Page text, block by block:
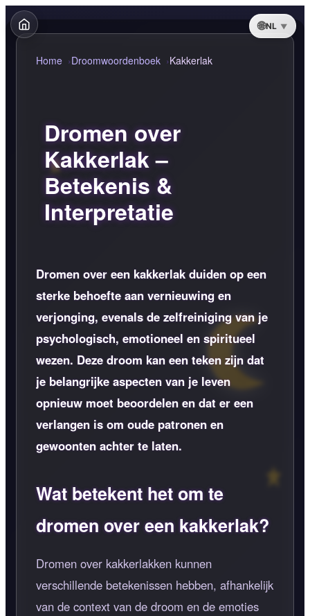
NL
Home Droomwoordenboek Kakkerlak
Dromen over
Kakkerlak –
Betekenis &
Interpretatie
Dromen over een kakkerlak duiden op een
sterke behoefte aan vernieuwing en
verjonging, evenals de zelfreiniging van je
psychologisch, emotioneel en spiritueel
wezen. Deze droom kan een teken zijn dat
je belangrijke aspecten van je leven
opnieuw moet beoordelen en dat er een
verlangen is om oude patronen en
gewoonten achter te laten.
Wat betekent het om te
dromen over een kakkerlak?
Dromen over kakkerlakken kunnen
verschillende betekenissen hebben, afhankelijk
van de context van de droom en de emoties